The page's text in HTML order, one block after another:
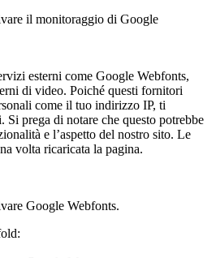
il monitoraggio di Google
esterni come Google Webfonts,
di video. Poiché questi fornitori
come il tuo indirizzo IP, ti
prega di notare che questo potrebbe
e l’aspetto del nostro sito. Le
volta ricaricata la pagina.
Google Webfonts.